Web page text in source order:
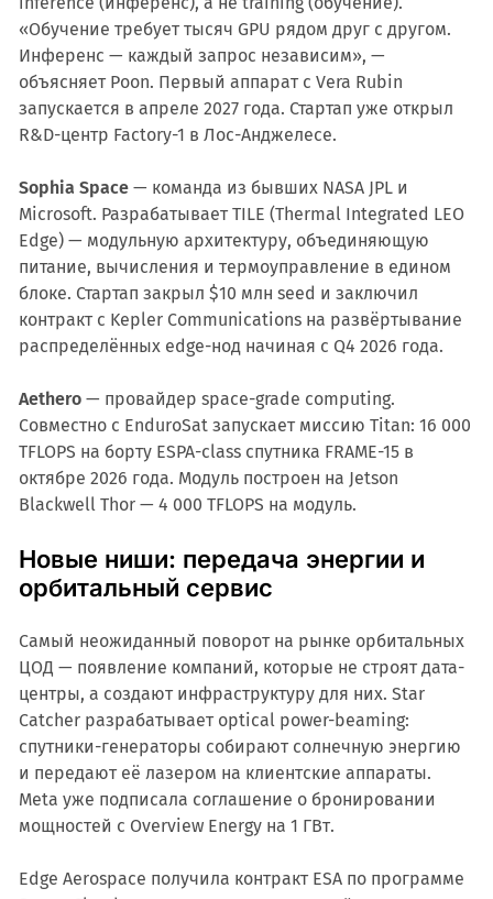
«Обучение требует тысяч GPU рядом друг с другом.
Инференс — каждый запрос независим», —
объясняет Poon. Первый аппарат с Vera Rubin
запускается в апреле 2027 года. Стартап уже открыл
R&D-центр Factory-1 в Лос-Анджелесе.
Sophia Space— команда из бывших NASA JPL и
Microsoft. Разрабатывает TILE (Thermal Integrated LEO
Edge) — модульную архитектуру, объединяющую
питание, вычисления и термоуправление в едином
блоке. Стартап закрыл $10 млн seed и заключил
контракт с Kepler Communications на развёртывание
распределённых edge-нод начиная с Q4 2026 года.
Aethero— провайдер space-grade computing.
Совместно с EnduroSat запускает миссию Titan: 16 000
TFLOPS на борту ESPA-class спутника FRAME-15 в
октябре 2026 года. Модуль построен на Jetson
Blackwell Thor — 4 000 TFLOPS на модуль.
Новые ниши: передача энергии и
орбитальный сервис
Самый неожиданный поворот на рынке орбитальных
ЦОД — появление компаний, которые не строят дата-
центры, а создают инфраструктуру для них. Star
Catcher разрабатывает optical power-beaming:
спутники-генераторы собирают солнечную энергию
и передают её лазером на клиентские аппараты.
Meta уже подписала соглашение о бронировании
мощностей с Overview Energy на 1 ГВт.
Edge Aerospace получила контракт ESA по программе